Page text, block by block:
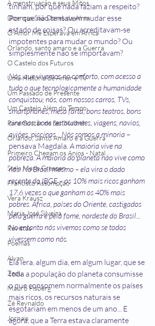
A menstruação e seus Mitos
Doenças São Dores da Alma
O Amor Me Esperava em África
Orlando, santo amaro e a Guerra
O Castelo dos Futuros
Uma História de Amor e TV
Um Passado de Presente
Um Castelo Além do Tempo
Para Gostar de Ser Mulher
Orlando, Santo Amaro e a Guerra
Primeiro Chegam os Anjos - Natal
Stela Maris Grespan
Francisco Assumpção
Vera Krausz
Maria José Silveira
Revistas
Poemas
Alvan
Zedu
Mauro Fisberg
Zé Reynaldo
Jornais
tinham, por que nada faziam a respeito?
Por que não tentavam mudar esse
estado de coisas? Ou acreditavam-se
impotentes para mudar o mundo? Ou
simplesmente não se importavam?
Nós, que vivemos no conforto, com acesso a
tudo o que tecnologicamente a humanidade
conquistou; nós, com nossos carros, TVs,
smartphones, mesa farta, bons teatros, bons
cinemas, bons restaurantes, viagens, navios,
aviões, piscinas... Nós somos a minoria –
pensava Magdala. A maioria vive na
pobreza. A maioria do planeta não vive como
nós. No Brasil mesmo – ela vira o dado
recente do IBGE – os 10% mais ricos ganham
17,6 vezes o que ganham os 40% mais
pobres. África, países do Oriente, castigados
pela guerra e pela fome, nordeste do Brasil...
No entanto nós vivemos como se todos
vivessem como nós.
Ela lera, algum dia, em algum lugar, que se
toda a população do planeta consumisse
o que consomem normalmente os países
mais ricos, os recursos naturais se
esgotariam em menos de um ano... E
agora, que a Terra estava claramente